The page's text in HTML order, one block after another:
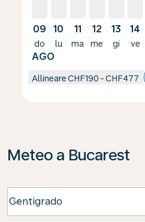
09
do
AGO
10
lu
11
ma
12
me
13
gi
14
ve
AllineareCHF190 -CHF477
Meteo a Bucarest
Centigrado
keyboard_arrow_down